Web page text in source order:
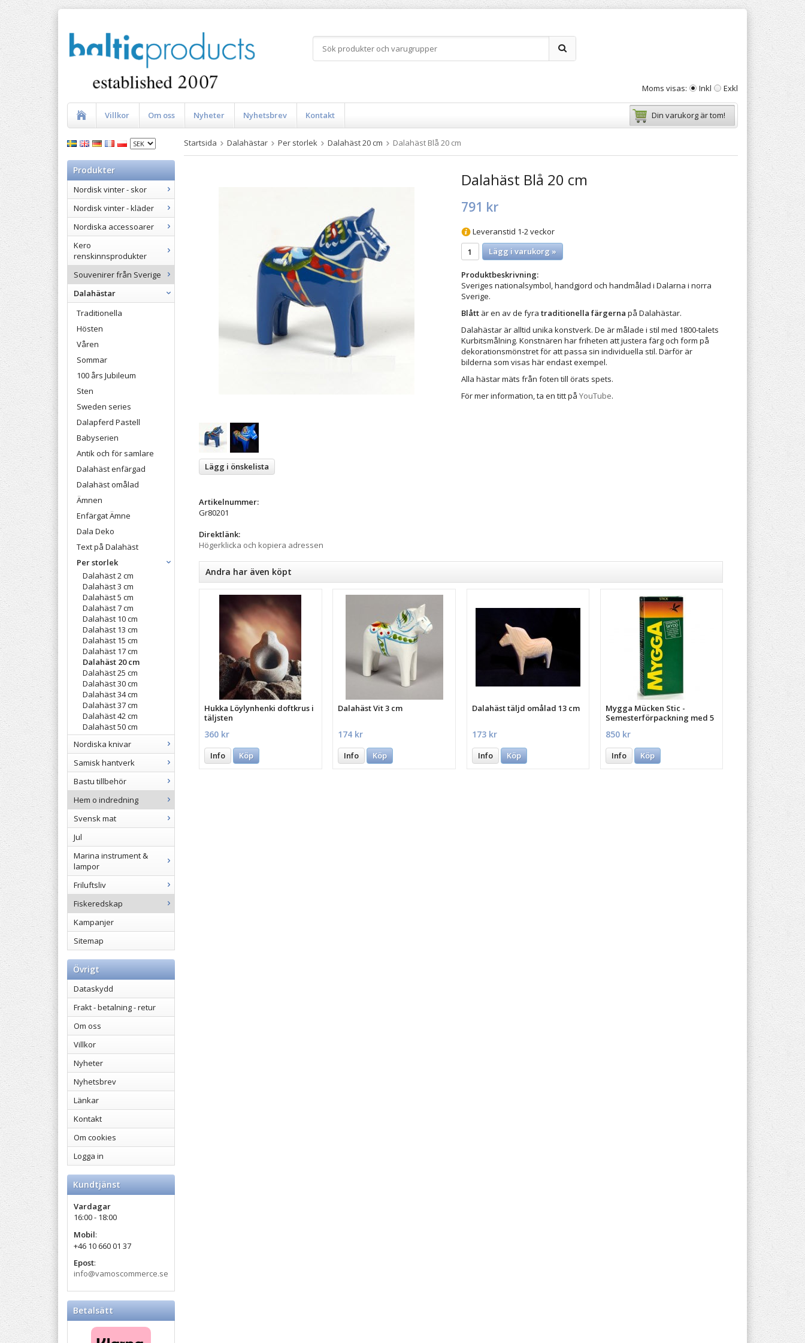
Moms visas: Inkl Exkl
Villkor Om oss Nyheter Nyhetsbrev Kontakt Din varukorg är tom!
Produkter
Nordisk vinter - skor
Nordisk vinter - kläder
Nordiska accessoarer
Kero
renskinnsprodukter
Souvenirer från Sverige
Dalahästar
Traditionella
Hösten
Våren
Sommar
100 års Jubileum
Sten
Sweden series
Dalapferd Pastell
Babyserien
Antik och för samlare
Dalahäst enfärgad
Dalahäst omålad
Ämnen
Enfärgat Ämne
Dala Deko
Text på Dalahäst
Per storlek
Dalahäst 2 cm
Dalahäst 3 cm
Dalahäst 5 cm
Dalahäst 7 cm
Dalahäst 10 cm
Dalahäst 13 cm
Dalahäst 15 cm
Dalahäst 17 cm
Dalahäst 20 cm
Dalahäst 25 cm
Dalahäst 30 cm
Dalahäst 34 cm
Dalahäst 37 cm
Dalahäst 42 cm
Dalahäst 50 cm
Nordiska knivar
Samisk hantverk
Bastu tillbehör
Hem o indredning
Svensk mat
Jul
Marina instrument &
lampor
Friluftsliv
Fiskeredskap
Kampanjer
Sitemap
Övrigt
Dataskydd
Frakt - betalning - retur
Om oss
Villkor
Nyheter
Nyhetsbrev
Länkar
Kontakt
Om cookies
Logga in
Kundtjänst
Vardagar
16:00 - 18:00
Mobil:
+46 10 660 01 37
Epost:
info@vamoscommerce.se
Betalsätt
Startsida Dalahästar Per storlek Dalahäst 20 cm Dalahäst Blå 20 cm
Dalahäst Blå 20 cm
791 kr
Leveranstid 1-2 veckor
Lägg i varukorg »
Produktbeskrivning:
Sveriges nationalsymbol, handgjord och handmålad i Dalarna i norra
Sverige.
Blått är en av de fyra traditionella färgerna på Dalahästar.
Dalahästar är alltid unika konstverk. De är målade i stil med 1800-talets
Kurbitsmålning. Konstnären har friheten att justera färg och form på
dekorationsmönstret för att passa sin individuella stil. Därför är
bilderna som visas här endast exempel.
Alla hästar mäts från foten till örats spets.
För mer information, ta en titt på YouTube.
Lägg i önskelista
Artikelnummer:
Gr80201
Direktlänk:
Högerklicka och kopiera adressen
Andra har även köpt
Hukka Löylynhenki doftkrus i
täljsten
360 kr
Info Köp
Dalahäst Vit 3 cm
174 kr
Info Köp
Dalahäst täljd omålad 13 cm
173 kr
Info Köp
Mygga Mücken Stic -
Semesterförpackning med 5
850 kr
Info Köp